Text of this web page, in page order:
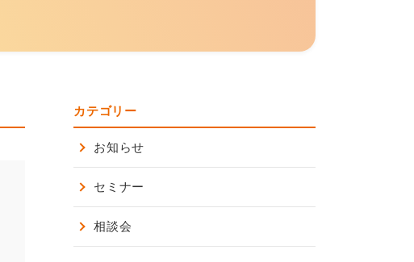
カテゴリー
お知らせ
セミナー
相談会